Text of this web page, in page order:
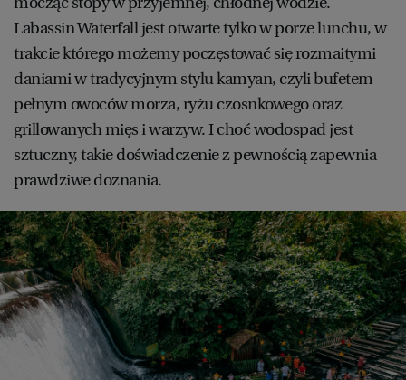
Labassin Waterfall jest otwarte tylko w porze lunchu, w
trakcie którego możemy poczęstować się rozmaitymi
daniami w tradycyjnym stylu kamyan, czyli bufetem
pełnym owoców morza, ryżu czosnkowego oraz
grillowanych mięs i warzyw. I choć wodospad jest
sztuczny, takie doświadczenie z pewnością zapewnia
prawdziwe doznania.